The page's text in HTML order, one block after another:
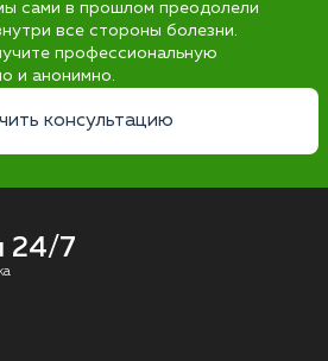
сами в прошлом преодолели
все стороны болезни.
профессиональную
и анонимно.
консультацию
24/7